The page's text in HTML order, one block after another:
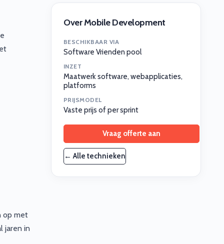
op met
jaren in
Over Mobile Development
BESCHIKBAAR VIA
Software Vrienden pool
INZET
Maatwerk software, webapplicaties,
platforms
PRIJSMODEL
Vaste prijs of per sprint
Vraag offerte aan
← Alle technieken